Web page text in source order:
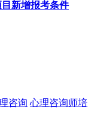
新增报考条件
咨询 心理咨询师培